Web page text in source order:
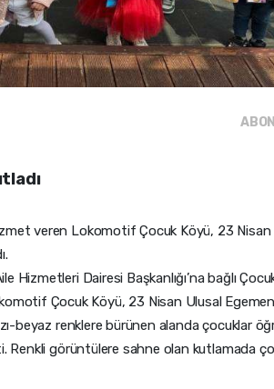
veren Lokomotif Çocuk Köyü, 23
Hizmetleri Dairesi Başkanlığı’na bağlı
Çocuk Köyü, 23 Nisan Ulusal
beyaz renklere bürünen alanda çocuklar
Renkli görüntülere sahne olan kutlamada